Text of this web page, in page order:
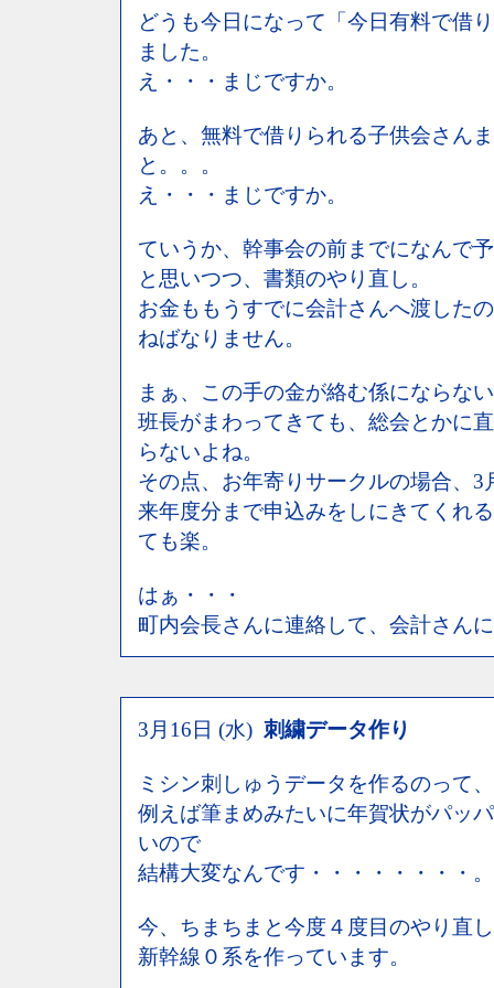
どうも今日になって「今日有料で借
ました。
え・・・まじですか。
あと、無料で借りられる子供会さん
と。。。
え・・・まじですか。
ていうか、幹事会の前までになんで
と思いつつ、書類のやり直し。
お金ももうすでに会計さんへ渡した
ねばなりません。
まぁ、この手の金が絡む係にならな
班長がまわってきても、総会とかに
らないよね。
その点、お年寄りサークルの場合、
来年度分まで申込みをしにきてくれ
ても楽。
はぁ・・・
町内会長さんに連絡して、会計さん
3月16日 (水) 刺繍データ作り
ミシン刺しゅうデータを作るのって、
例えば筆まめみたいに年賀状がパッ
いので
結構大変なんです・・・・・・・・。
今、ちまちまと今度４度目のやり直
新幹線０系を作っています。